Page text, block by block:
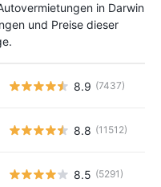
in Darwin
und Preise dieser
8.9 (7437)
8.8 (11512)
8.5 (5291)